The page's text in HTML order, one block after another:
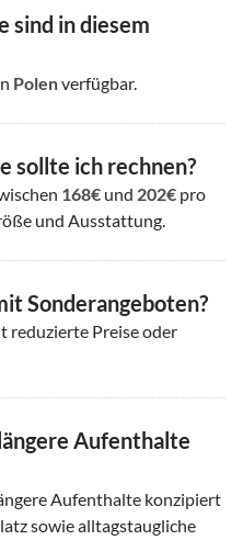
sind in diesem
Polenverfügbar.
sollte ich rechnen?
168€ und 202€ pro
und Ausstattung.
Sonderangeboten?
reduzierte Preise oder
Aufenthalte
Aufenthalte konzipiert
sowie alltagstaugliche